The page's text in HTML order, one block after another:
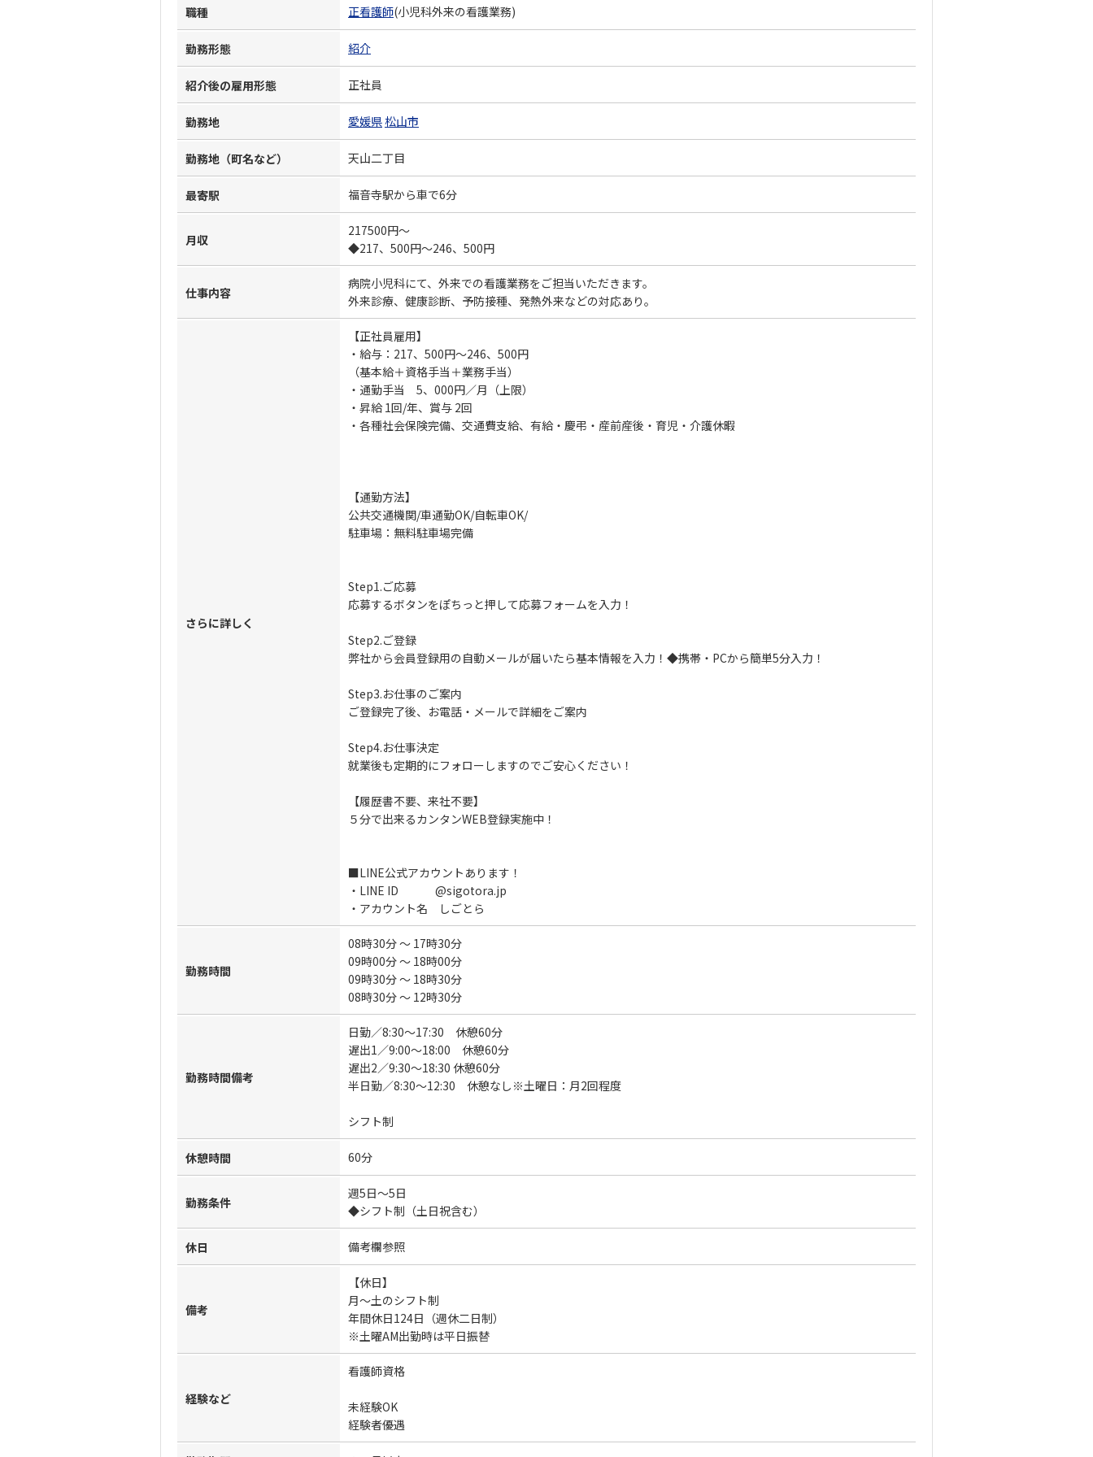
職種 正看護師(小児科外来の看護業務)
勤務形態 紹介
紹介後の雇用形態 正社員
勤務地 愛媛県松山市
勤務地（町名など） 天山二丁目
最寄駅 福音寺駅から車で6分
月収
217500円～
◆217、500円～246、500円
仕事内容
病院小児科にて、外来での看護業務をご担当いただきます。
外来診療、健康診断、予防接種、発熱外来などの対応あり。
さらに詳しく
【正社員雇用】
・給与：217、500円～246、500円
（基本給＋資格手当＋業務手当）
・通勤手当 5、000円／月（上限）
・昇給 1回/年、賞与 2回
・各種社会保険完備、交通費支給、有給・慶弔・産前産後・育児・介護休暇
【通勤方法】
公共交通機関/車通勤OK/自転車OK/
駐車場：無料駐車場完備
Step1.ご応募
応募するボタンをぽちっと押して応募フォームを入力！
Step2.ご登録
弊社から会員登録用の自動メールが届いたら基本情報を入力！◆携帯・PCから簡単5分入力！
Step3.お仕事のご案内
ご登録完了後、お電話・メールで詳細をご案内
Step4.お仕事決定
就業後も定期的にフォローしますのでご安心ください！
【履歴書不要、来社不要】
５分で出来るカンタンWEB登録実施中！
■LINE公式アカウントあります！
・LINE ID @sigotora.jp
・アカウント名 しごとら
勤務時間
08時30分 ～ 17時30分
09時00分 ～ 18時00分
09時30分 ～ 18時30分
08時30分 ～ 12時30分
勤務時間備考
日勤／8:30～17:30 休憩60分
遅出1／9:00～18:00 休憩60分
遅出2／9:30～18:30 休憩60分
半日勤／8:30～12:30 休憩なし※土曜日：月2回程度
シフト制
休憩時間 60分
勤務条件
週5日～5日
◆シフト制（土日祝含む）
休日 備考欄参照
備考
【休日】
月～土のシフト制
年間休日124日（週休二日制）
※土曜AM出勤時は平日振替
経験など
看護師資格
未経験OK
経験者優遇